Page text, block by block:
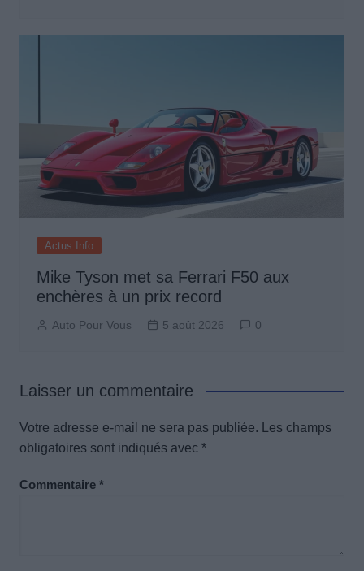
Actus Info
Mike Tyson met sa Ferrari F50 aux
enchères à un prix record
Auto Pour Vous 5 août 2026 0
Laisser un commentaire
Votre adresse e-mail ne sera pas publiée.
Les champs
obligatoires sont indiqués avec *
Commentaire *